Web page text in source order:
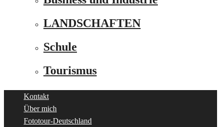
LANDSCHAFTEN
Schule
Tourismus
Kontakt
Über mich
Fototour-Deutschland